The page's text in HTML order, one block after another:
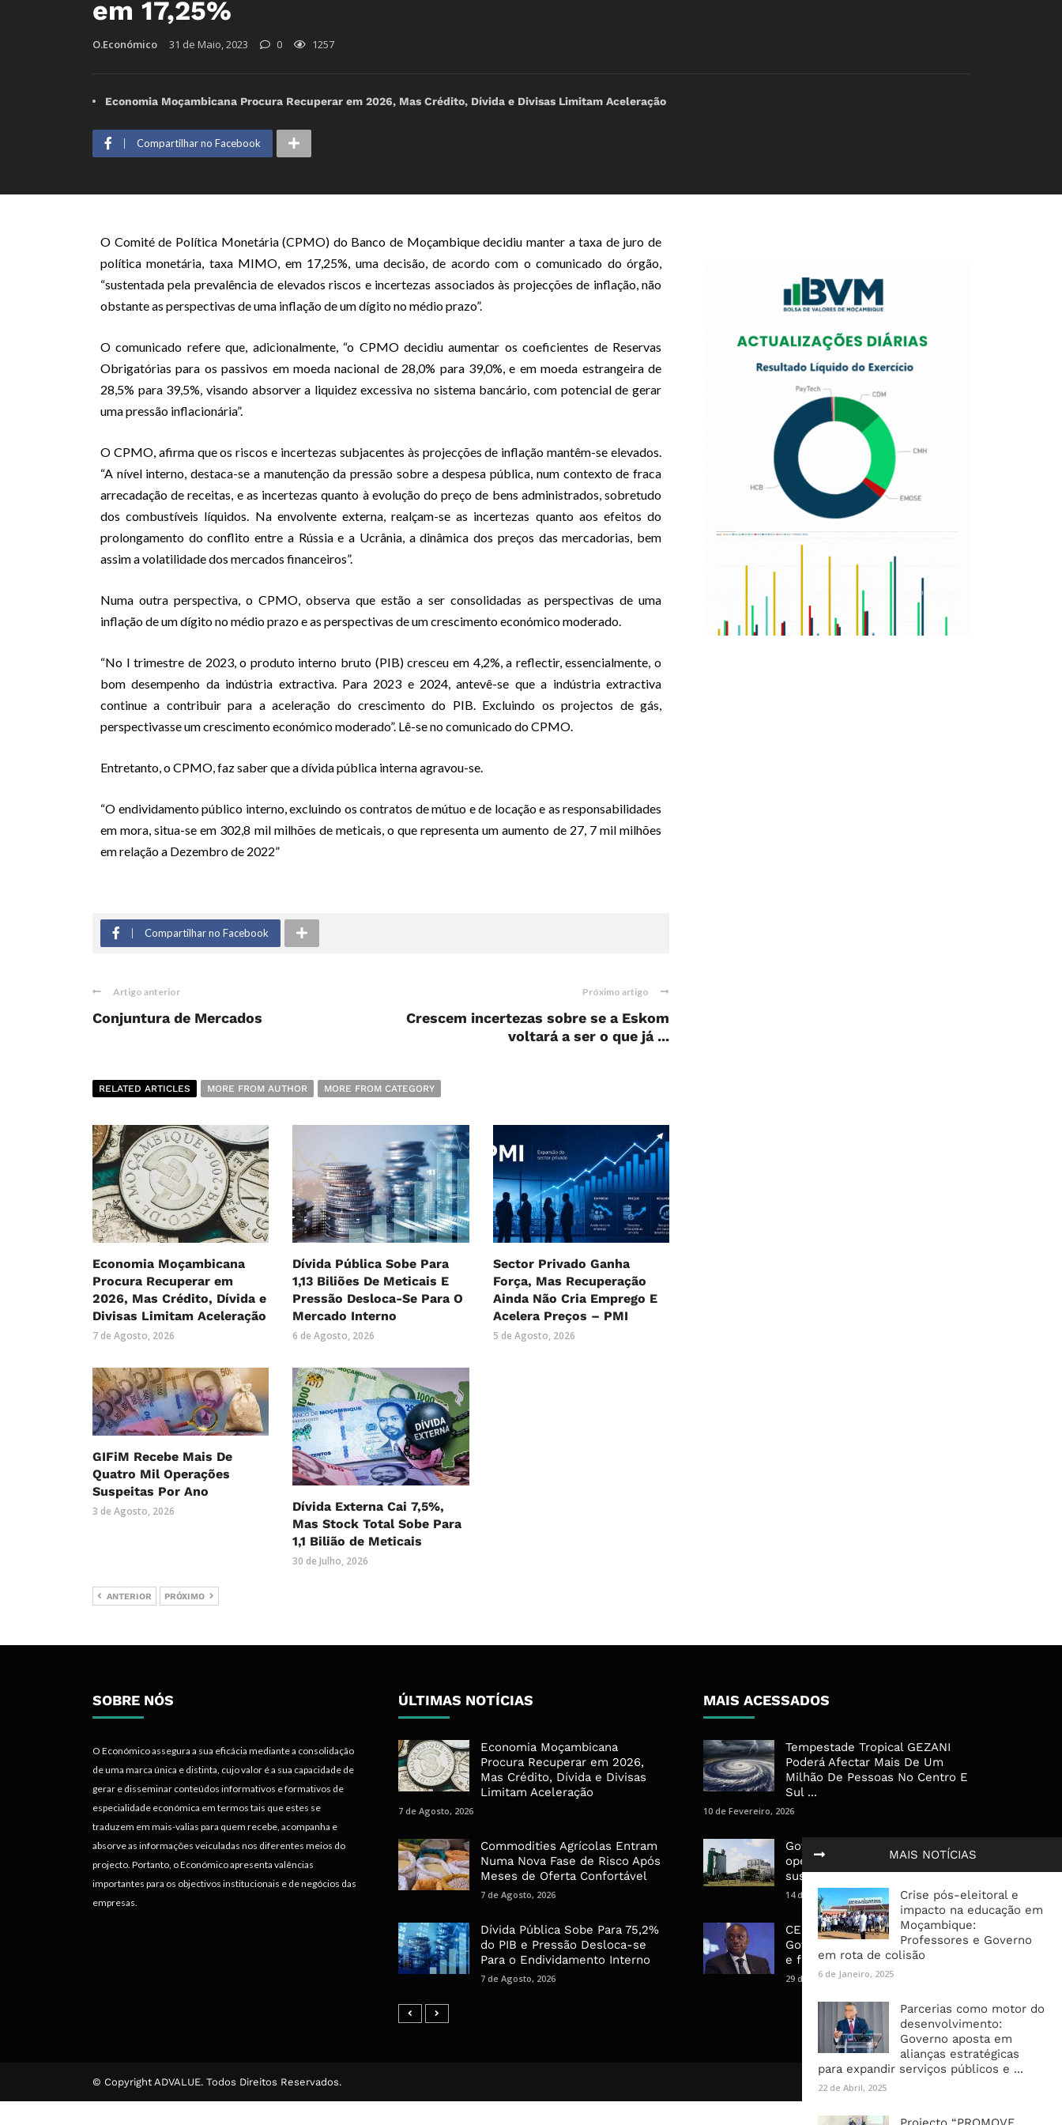
em 17,25%
O.Económico 31 de Maio, 2023 0 1257
Economia Moçambicana Procura Recuperar em 2026, Mas Crédito, Dívida e Divisas Limitam Aceleração
Compartilhar no Facebook
O Comité de Política Monetária (CPMO) do Banco de Moçambique decidiu manter a taxa de juro de
política monetária, taxa MIMO, em 17,25%, uma decisão, de acordo com o comunicado do órgão,
“sustentada pela prevalência de elevados riscos e incertezas associados às projecções de inflação, não
obstante as perspectivas de uma inflação de um dígito no médio prazo”.
O comunicado refere que, adicionalmente, “o CPMO decidiu aumentar os coeficientes de Reservas
Obrigatórias para os passivos em moeda nacional de 28,0% para 39,0%, e em moeda estrangeira de
28,5% para 39,5%, visando absorver a liquidez excessiva no sistema bancário, com potencial de gerar
uma pressão inflacionária”.
O CPMO, afirma que os riscos e incertezas subjacentes às projecções de inflação mantêm-se elevados.
“A nível interno, destaca-se a manutenção da pressão sobre a despesa pública, num contexto de fraca
arrecadação de receitas, e as incertezas quanto à evolução do preço de bens administrados, sobretudo
dos combustíveis líquidos. Na envolvente externa, realçam-se as incertezas quanto aos efeitos do
prolongamento do conflito entre a Rússia e a Ucrânia, a dinâmica dos preços das mercadorias, bem
assim a volatilidade dos mercados financeiros”.
Numa outra perspectiva, o CPMO, observa que estão a ser consolidadas as perspectivas de uma
inflação de um dígito no médio prazo e as perspectivas de um crescimento económico moderado.
“No I trimestre de 2023, o produto interno bruto (PIB) cresceu em 4,2%, a reflectir, essencialmente, o
bom desempenho da indústria extractiva. Para 2023 e 2024, antevê-se que a indústria extractiva
continue a contribuir para a aceleração do crescimento do PIB. Excluindo os projectos de gás,
perspectivasse um crescimento económico moderado”. Lê-se no comunicado do CPMO.
Entretanto, o CPMO, faz saber que a dívida pública interna agravou-se.
“O endividamento público interno, excluindo os contratos de mútuo e de locação e as responsabilidades
em mora, situa-se em 302,8 mil milhões de meticais, o que representa um aumento de 27, 7 mil milhões
em relação a Dezembro de 2022”
Compartilhar no Facebook
Artigo anterior
Conjuntura de Mercados
Próximo artigo
Crescem incertezas sobre se a Eskom
voltará a ser o que já ...
RELATED ARTICLES MORE FROM AUTHOR MORE FROM CATEGORY
Economia Moçambicana
Procura Recuperar em
2026, Mas Crédito, Dívida e
Divisas Limitam Aceleração
7 de Agosto, 2026
Dívida Pública Sobe Para
1,13 Biliões De Meticais E
Pressão Desloca-Se Para O
Mercado Interno
6 de Agosto, 2026
Sector Privado Ganha
Força, Mas Recuperação
Ainda Não Cria Emprego E
Acelera Preços – PMI
5 de Agosto, 2026
GIFiM Recebe Mais De
Quatro Mil Operações
Suspeitas Por Ano
3 de Agosto, 2026
Dívida Externa Cai 7,5%,
Mas Stock Total Sobe Para
1,1 Bilião de Meticais
30 de Julho, 2026
ANTERIOR PRÓXIMO
MAIS NOTÍCIAS
Crise pós-eleitoral e
impacto na educação em
Moçambique:
Professores e Governo
em rota de colisão
6 de Janeiro, 2025
Parcerias como motor do
desenvolvimento:
Governo aposta em
alianças estratégicas
para expandir serviços públicos e ...
22 de Abril, 2025
SOBRE NÓS
O Económico assegura a sua eficácia mediante a consolidação
de uma marca única e distinta, cujo valor é a sua capacidade de
gerar e disseminar conteúdos informativos e formativos de
especialidade económica em termos tais que estes se
traduzem em mais-valias para quem recebe, acompanha e
absorve as informações veiculadas nos diferentes meios do
projecto. Portanto, o Económico apresenta valências
importantes para os objectivos institucionais e de negócios das
empresas.
ÚLTIMAS NOTÍCIAS
Economia Moçambicana
Procura Recuperar em 2026,
Mas Crédito, Dívida e Divisas
Limitam Aceleração
7 de Agosto, 2026
Commodities Agrícolas Entram
Numa Nova Fase de Risco Após
Meses de Oferta Confortável
7 de Agosto, 2026
Dívida Pública Sobe Para 75,2%
do PIB e Pressão Desloca-se
Para o Endividamento Interno
7 de Agosto, 2026
MAIS ACESSADOS
Tempestade Tropical GEZANI
Poderá Afectar Mais De Um
Milhão De Pessoas No Centro E
Sul ...
10 de Fevereiro, 2026
Governo admite nova
operadora para a Mozal após
suspensão das operações
14 de Março, 2026
CEO do Standard Bank pede ao
Governo que “saia do caminho”
e facilite os negócios
29 de Janeiro, 2025
© Copyright ADVALUE. Todos Direitos Reservados.